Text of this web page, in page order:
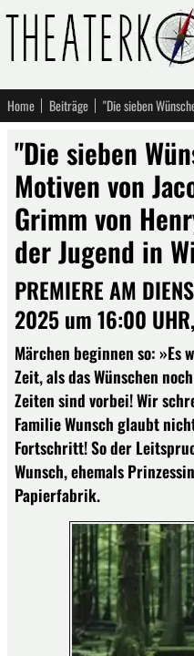
Home Beiträge
"Die sieben
Motiven von
Grimm von
der Jugend in
PREMIERE AM
2025 um 16:00
Märchen beginnen so: »Es
Zeit, als das Wünschen
Zeiten sind vorbei! Wir
Familie Wunsch glaubt
Fortschritt! So der
Wunsch, ehemals
Papierfabrik.